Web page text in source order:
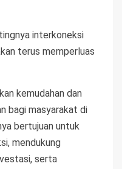
interkoneksi
terus memperluas
kemudahan dan
bagi masyarakat di
bertujuan untuk
mendukung
serta